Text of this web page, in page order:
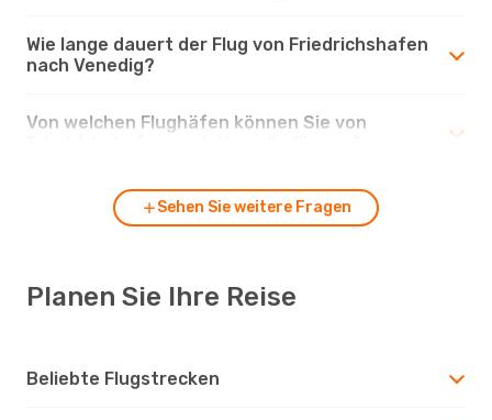
Wie lange dauert der Flug von Friedrichshafen
nach Venedig?
Von welchen Flughäfen können Sie von
Sehen Sie weitere Fragen
Planen Sie Ihre Reise
Beliebte Flugstrecken